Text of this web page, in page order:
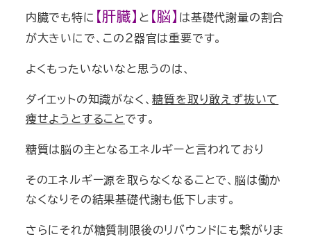
内臓でも特に 【肝臓】 と 【脳】 は基礎代謝量の割合
が大きいにで、この２器官は重要です。
よくもったいないなと思うのは、
ダイエットの知識がなく、糖質を取り敢えず抜いて
痩せようとすることです。
糖質は脳の主となるエネルギーと言われており
そのエネルギー源を取らなくなることで、脳は働か
なくなりその結果基礎代謝も低下します。
さらにそれが糖質制限後のリバウンドにも繋がりま